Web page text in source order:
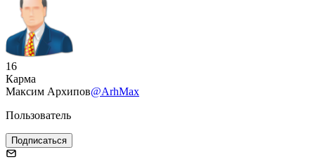
16
Карма
Максим Архипов@ArhMax
Пользователь
Подписаться